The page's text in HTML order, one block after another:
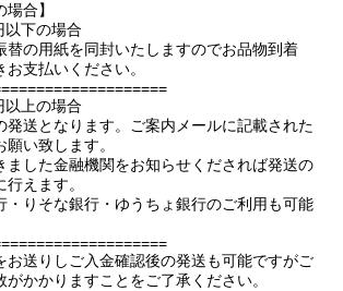
合】
以下の場合
の用紙を同封いたしますのでお品物到着
支払いください。
以上の場合
送となります。ご案内メールに記載された
い致します。
した金融機関をお知らせくだされば発送の
えます。
そな銀行・ゆうちょ銀行のご利用も可能
送りしご入金確認後の発送も可能ですがご
がかかりますことをご了承ください。